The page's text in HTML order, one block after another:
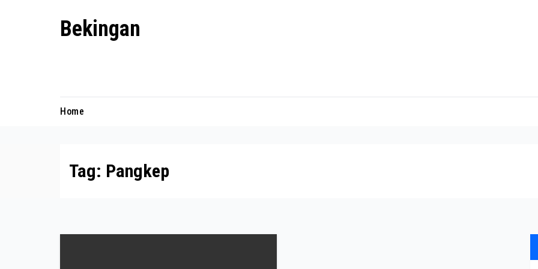
Bekingan
Home
Tag: Pangkep